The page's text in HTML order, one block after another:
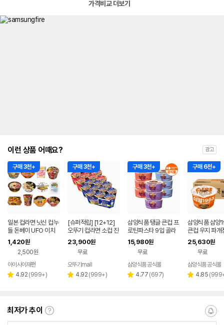
가격비교 더보기
이런 상품 어때요? 광고
구매 3천+
일본 컵라면 닛신 컵누
들 돈베이 UFO 이치
란1,420원
2,500원
페이
아이사이재팬
별 4.92 리
(999+)
구매 3천+
[슈퍼적립] [12+12]
오뚜기 컵라면 소컵 진
라면 매운맛/진라면순
한맛/열라면 외 7종
23,900원
무료
오뚜기mall
별 4.92 리
(999+)
구매 3천+
삼양식품 탱글 큰컵 프
로틴파스타 9입 골라
담기 (갈릭쉬림프/바질
토마토/머쉬룸크림/갈
릭오일)
15,980원
무료
삼양식품 공식몰
별 4.77 리
(697)
구매 6천+
삼양식품 삼양
큰컵 우지 파개
g, 16개
25,630원
무료
삼양식품 공식몰
별 4.85 리
(
최저가 추이
최
알